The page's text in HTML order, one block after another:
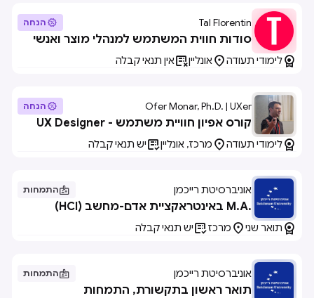
Tal Florentin
 הנחה
סודות חווית המשתמש למנהלי מוצר ואנשי
דיגיטל
לימודי תעודהאונלייןאין תנאי קבלה
Ofer Monar, Ph.D. | UXer
 הנחה
קורס אפיון חוויית משתמש - UX Designer
לימודי תעודה מרכז, אונלייןיש תנאי קבלה
אוניברסיטת רייכמן התמחות
.M.A באינטראקציית אדם-מחשב (HCI)
 תואר שני מרכזיש תנאי קבלה
אוניברסיטת רייכמן התמחות
תואר ראשון בתקשורת, התמחות